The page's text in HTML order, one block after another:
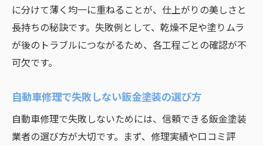
に分けて薄く均一に重ねることが、仕上がりの美しさと
長持ちの秘訣です。失敗例として、乾燥不足や塗りムラ
が後のトラブルにつながるため、各工程ごとの確認が不
可欠です。
自動車修理で失敗しない鈑金塗装の選び方
自動車修理で失敗しないためには、信頼できる鈑金塗装
業者の選び方が大切です。まず、修理実績や口コミ評